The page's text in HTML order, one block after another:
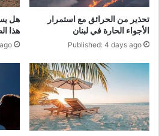
تحذير من الحرائق مع استمرار
الأجواء الحارة في لبنان
Published: 4 days ago
هل
هذا